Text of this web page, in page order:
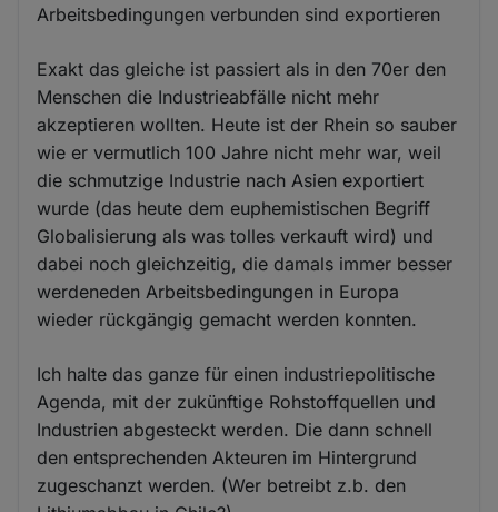
Arbeitsbedingungen verbunden sind exportieren
Exakt das gleiche ist passiert als in den 70er den
Menschen die Industrieabfälle nicht mehr
akzeptieren wollten. Heute ist der Rhein so sauber
wie er vermutlich 100 Jahre nicht mehr war, weil
die schmutzige Industrie nach Asien exportiert
wurde (das heute dem euphemistischen Begriff
Globalisierung als was tolles verkauft wird) und
dabei noch gleichzeitig, die damals immer besser
werdeneden Arbeitsbedingungen in Europa
wieder rückgängig gemacht werden konnten.
Ich halte das ganze für einen industriepolitische
Agenda, mit der zukünftige Rohstoffquellen und
Industrien abgesteckt werden. Die dann schnell
den entsprechenden Akteuren im Hintergrund
zugeschanzt werden. (Wer betreibt z.b. den